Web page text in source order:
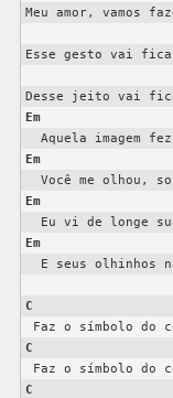
Meu amor, vamos
Esse gesto vai
Em
Em
Em
Em
C
C
C